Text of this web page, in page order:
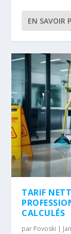
EN SAVOIR
TARIF
CALCULÉS
par Povoski